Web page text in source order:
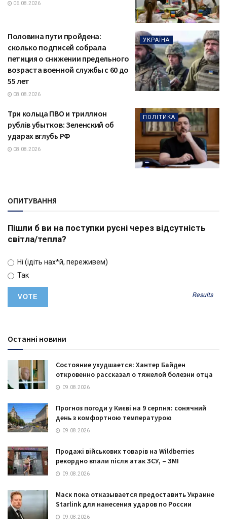
06.08.2026
УКРАЇНА
Половина пути пройдена:
сколько подписей собрала
петиция о снижении предельного
возраста военной службы с 60 до
55 лет
08.08.2026
ПОЛІТИКА
Три кольца ПВО и триллион
рублів убытков: Зеленский об
ударах вглубь РФ
08.08.2026
ОПИТУВАННЯ
Пішли б ви на поступки русні через відсутність
світла/тепла?
Ні (ідіть нах*й, переживем)
Так
Results
Останні новини
Состояние ухудшается: Хантер Байден
откровенно рассказал о тяжелой болезни отца
09.08.2026
Прогноз погоди у Києві на 9 серпня: сонячний
день з комфортною температурою
09.08.2026
Продажі військових товарів на Wildberries
рекордно впали після атак ЗСУ, – ЗМІ
09.08.2026
Маск пока отказывается предоставить Украине
Starlink для нанесения ударов по России
09.08.2026